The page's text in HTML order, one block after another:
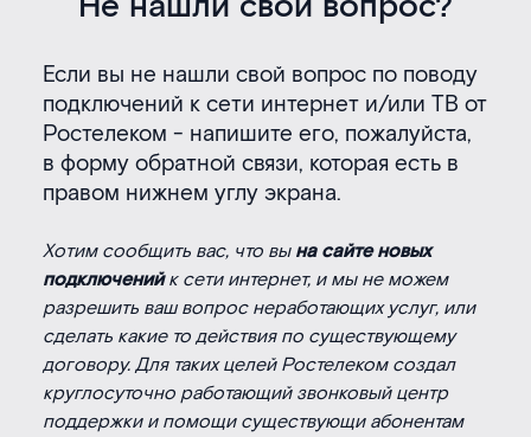
Если вы не нашли свой вопрос по поводу
подключений к сети интернет и/или ТВ от
Ростелеком - напишите его, пожалуйста,
в форму обратной связи, которая есть в
правом нижнем углу экрана.
Хотим сообщить вас, что вына сайте новых
подключенийк сети интернет, и мы не можем
разрешить ваш вопрос неработающих услуг, или
сделать какие то действия по существующему
договору. Для таких целей Ростелеком создал
круглосуточно работающий звонковый центр
поддержки и помощи существующи абонентам